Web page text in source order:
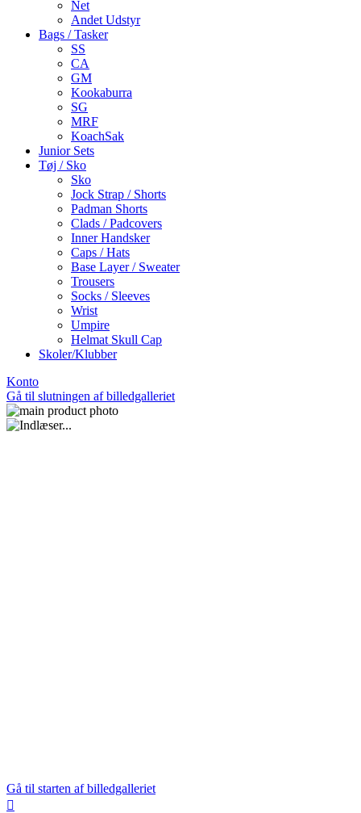
Net
Andet Udstyr
Bags / Tasker
SS
CA
GM
Kookaburra
SG
MRF
KoachSak
Junior Sets
Tøj / Sko
Sko
Jock Strap / Shorts
Padman Shorts
Clads / Padcovers
Inner Handsker
Caps / Hats
Base Layer / Sweater
Trousers
Socks / Sleeves
Wrist
Umpire
Helmat Skull Cap
Skoler/Klubber
Konto
Gå til slutningen af billedgalleriet
Gå til starten af billedgalleriet